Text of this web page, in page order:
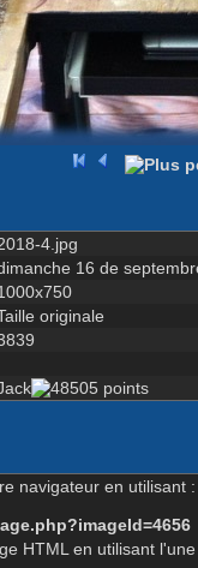
4.jpg
16 de
originale
navigateur en utilisant :
HTML en utilisant